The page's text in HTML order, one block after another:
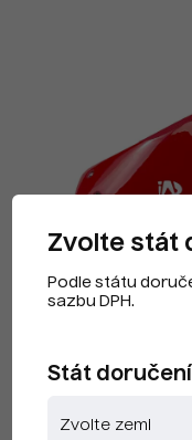
Zvolte stát
Podle státu
sazbu DPH.
Stát doručení